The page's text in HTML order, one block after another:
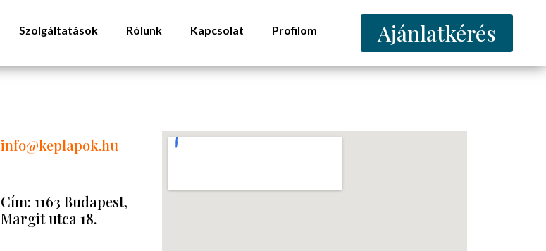
Szolgáltatások Rólunk Kapcsolat Profilom Ajánlatkérés
info@keplapok.hu
Cím: 1163 Budapest,
Margit utca 18.